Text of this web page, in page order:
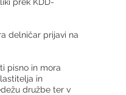
delničar prijavi na
pisno in mora
in
družbe ter v